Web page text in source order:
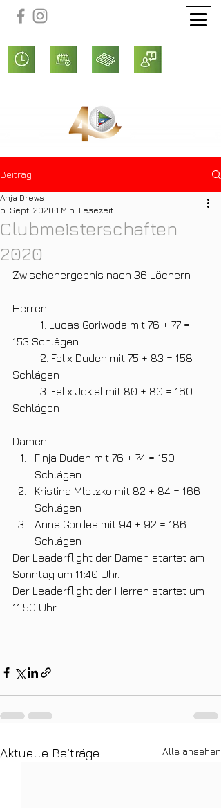
Beitrag
Clubmeisterschaften
2020
Anja Drews
5. Sept. 2020 1 Min. Lesezeit
Zwischenergebnis nach 36 Löchern
Herren:
153 Schlägen
Schlägen
Schlägen
Damen:
Finja Duden mit 76 + 74 = 150
Schlägen
Kristina Mletzko mit 82 + 84 = 166
Schlägen
Anne Gordes mit 94 + 92 = 186
Schlägen
Der Leaderflight der Damen startet am
Sonntag um 11:40 Uhr.
Der Leaderflight der Herren startet um
11:50 Uhr.
Aktuelle Beiträge Alle ansehen